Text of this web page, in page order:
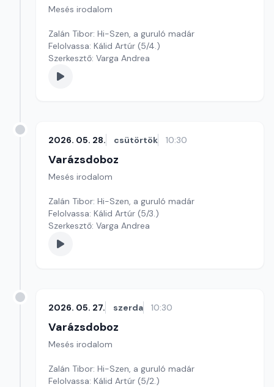
Mesés irodalom
Zalán Tibor: Hi-Szen, a guruló madár
Felolvassa: Kálid Artúr (5/4.)
Szerkesztő: Varga Andrea
2026. 05. 28. csütörtök 10:30
Varázsdoboz
Mesés irodalom
Zalán Tibor: Hi-Szen, a guruló madár
Felolvassa: Kálid Artúr (5/3.)
Szerkesztő: Varga Andrea
2026. 05. 27. szerda 10:30
Varázsdoboz
Mesés irodalom
Zalán Tibor: Hi-Szen, a guruló madár
Felolvassa: Kálid Artúr (5/2.)